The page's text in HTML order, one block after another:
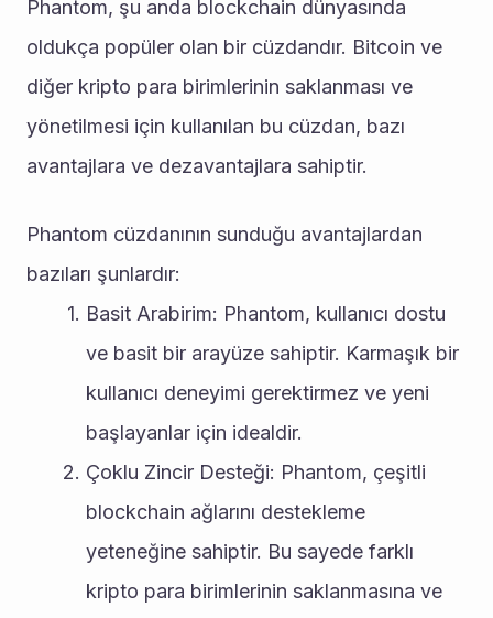
Phantom, şu anda blockchain dünyasında
oldukça popüler olan bir cüzdandır. Bitcoin ve
diğer kripto para birimlerinin saklanması ve
yönetilmesi için kullanılan bu cüzdan, bazı
avantajlara ve dezavantajlara sahiptir.
Phantom cüzdanının sunduğu avantajlardan
bazıları şunlardır:
Basit Arabirim: Phantom, kullanıcı dostu
ve basit bir arayüze sahiptir. Karmaşık bir
kullanıcı deneyimi gerektirmez ve yeni
başlayanlar için idealdir.
Çoklu Zincir Desteği: Phantom, çeşitli
blockchain ağlarını destekleme
yeteneğine sahiptir. Bu sayede farklı
kripto para birimlerinin saklanmasına ve